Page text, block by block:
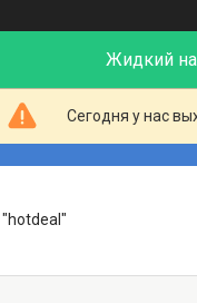
Жидкий
Сегодня у нас